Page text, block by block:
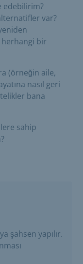
edebilirim?
var?
bir
(örneğin aile,
nasıl geri
bana
sahip
şahsen yapılır.